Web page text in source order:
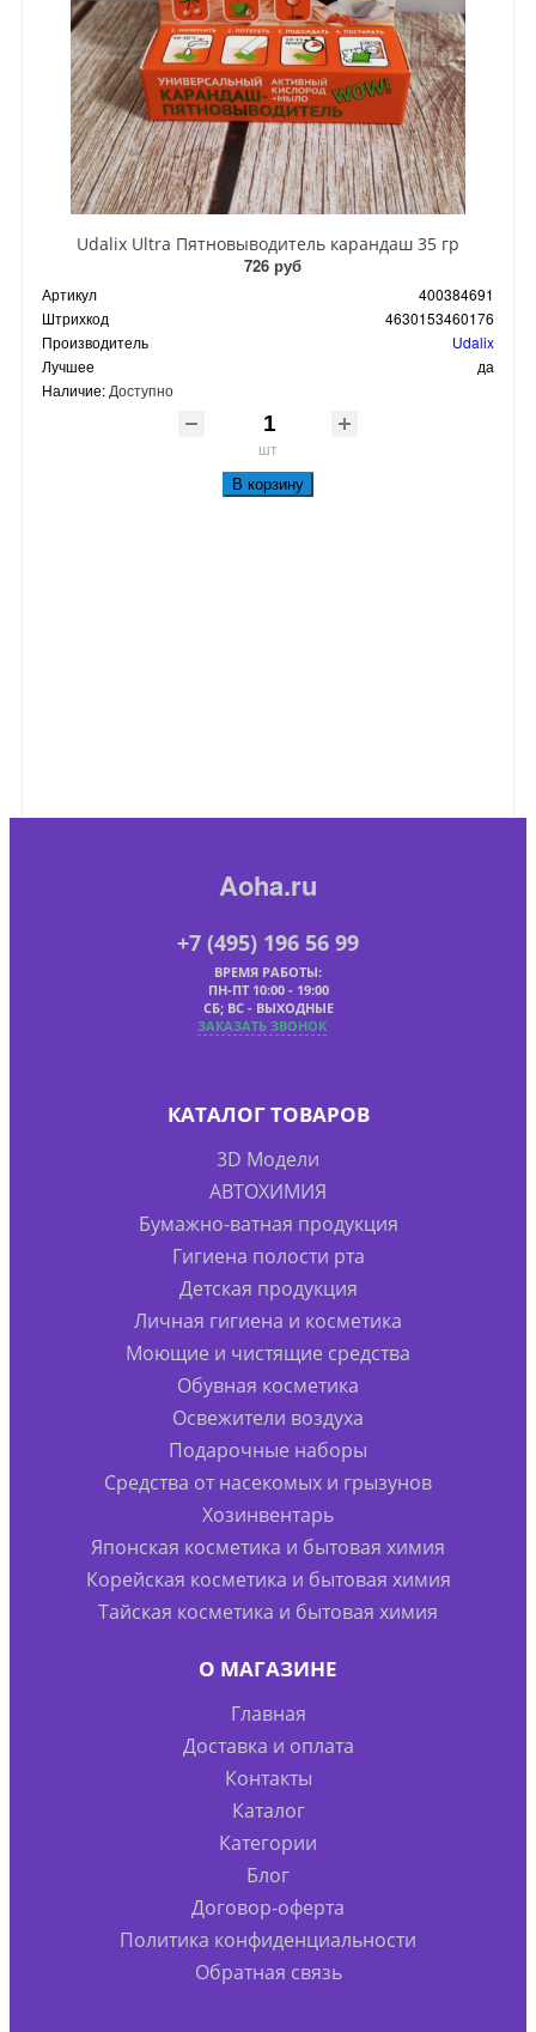
Udalix Ultra Пятновыводитель карандаш 35 гр
726 руб
Артикул
400384691
Штрихкод
4630153460176
Производитель
Udalix
Лучшее
да
Наличие: Доступно
шт
В корзину
Aoha.ru
+7 (495) 196 56 99
ВРЕМЯ РАБОТЫ:
ПН-ПТ 10:00 - 19:00
СБ; ВС - ВЫХОДНЫЕ
ЗАКАЗАТЬ ЗВОНОК
КАТАЛОГ ТОВАРОВ
3D Модели
АВТОХИМИЯ
Бумажно-ватная продукция
Гигиена полости рта
Детская продукция
Личная гигиена и косметика
Моющие и чистящие средства
Обувная косметика
Освежители воздуха
Подарочные наборы
Средства от насекомых и грызунов
Хозинвентарь
Японская косметика и бытовая химия
Корейская косметика и бытовая химия
Тайская косметика и бытовая химия
О МАГАЗИНЕ
Главная
Доставка и оплата
Контакты
Каталог
Категории
Блог
Договор-оферта
Политика конфиденциальности
Обратная связь